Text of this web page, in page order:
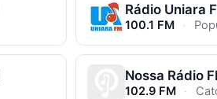
Rádio Uniara
100.1 FM ·
Nossa Rádio
102.9 FM ·